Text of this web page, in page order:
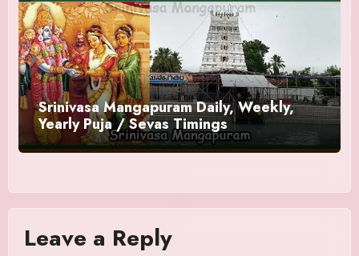
Srinivasa Mangapuram Daily, Weekly,
Yearly Puja / Sevas Timings
Leave a Reply